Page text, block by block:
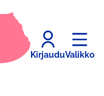
KirjauduValikko